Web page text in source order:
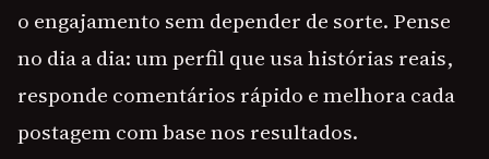
o engajamento sem depender de sorte. Pense
no dia a dia: um perfil que usa histórias reais,
responde comentários rápido e melhora cada
postagem com base nos resultados.